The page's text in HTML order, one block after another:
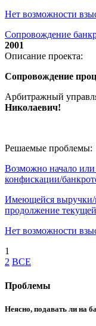
Нет возможности
Сопровождение
2001
Описание проекта:
Сопровождение
Арбитражный
Николаевич!
Решаемые проблемы:
Возможно начало или
конфискации/
Имеющейся выручки/
продолжение текущей
Нет возможности
1
2 ВСЕ
Проблемы
Неясно, подавать ли на